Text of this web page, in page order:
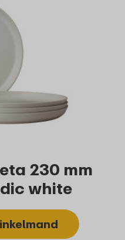
230 mm
white